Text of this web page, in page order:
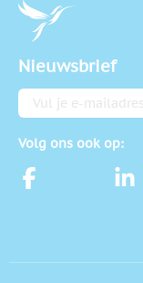
Nieuwsbrief
E-mailadres
Volg ons ook op: